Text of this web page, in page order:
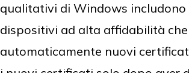
qualitativi di Windows
dispositivi ad alta affidabilità
automaticamente nuovi